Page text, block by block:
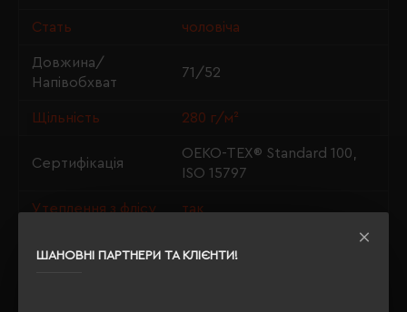
ШАНОВНІ ПАРТНЕРИ ТА КЛІЄНТИ!
Стать чоловіча
Довжина/
Напівобхват
71/52
Щільність 280 г/м²
Сертифікація
OEKO-TEX® Standard 100,
ISO 15797
Утеплення з флісу так